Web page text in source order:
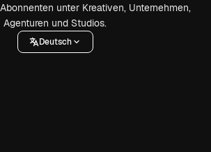
unter Kreativen, Unternehmen,
Agenturen und Studios.
Deutsch